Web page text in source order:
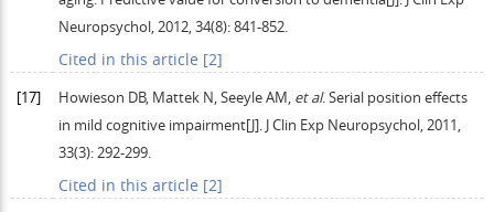
Neuropsychol,2012,34(8): 841-852.
Cited in this article [2]
[17] Howieson DB, Mattek N,SeeyleAM, et al. Serial position effects
in mild cognitive impairment[J]. J Clin Exp Neuropsychol,2011,
33(3): 292-299.
Cited in this article [2]